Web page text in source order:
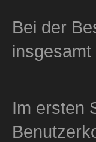
Bei der
Im ersten